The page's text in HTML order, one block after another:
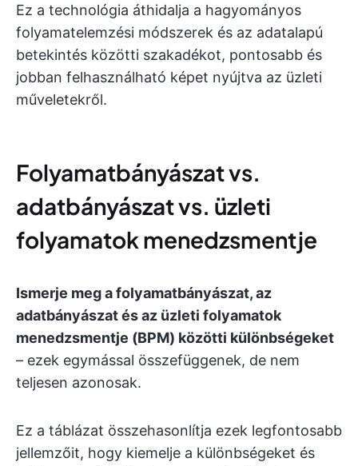
Ez a technológia áthidalja a hagyományos
folyamatelemzési módszerek és az adatalapú
betekintés közötti szakadékot, pontosabb és
jobban felhasználható képet nyújtva az üzleti
műveletekről.
Folyamatbányászat vs.
adatbányászat vs. üzleti
folyamatok menedzsmentje
Ismerje meg a folyamatbányászat, az
adatbányászat és az üzleti folyamatok
menedzsmentje (BPM) közötti különbségeket
– ezek egymással összefüggenek, de nem
teljesen azonosak.
Ez a táblázat összehasonlítja ezek legfontosabb
jellemzőit, hogy kiemelje a különbségeket és